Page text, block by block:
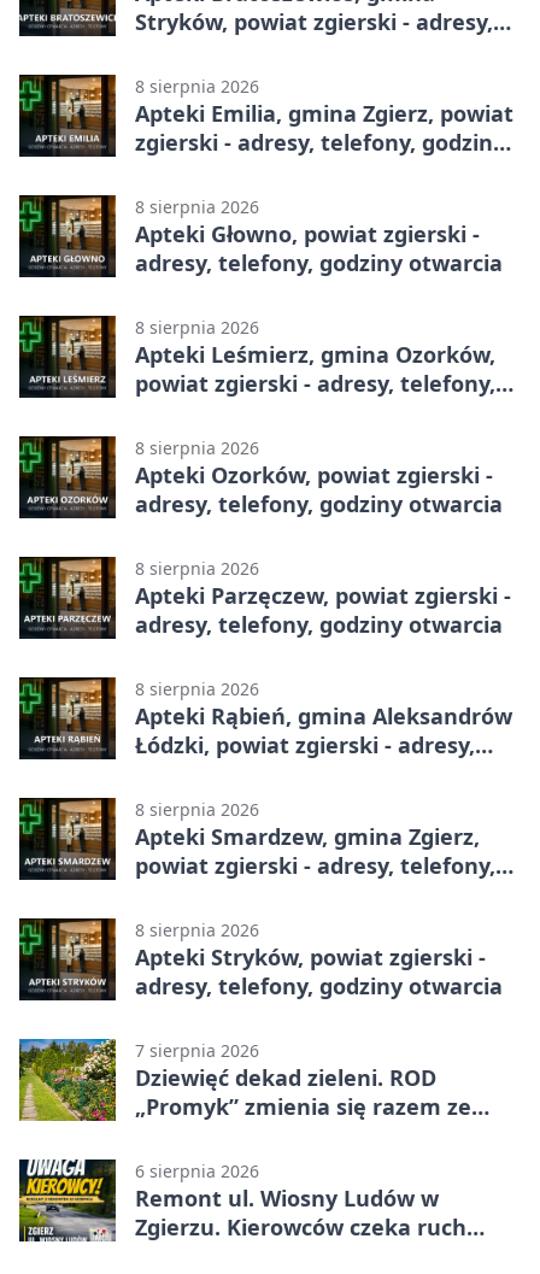
Stryków, powiat zgierski - adresy,
8 sierpnia 2026
Apteki Emilia, gmina Zgierz, powiat
zgierski - adresy, telefony, godziny
8 sierpnia 2026
Apteki Głowno, powiat zgierski -
adresy, telefony, godziny otwarcia
8 sierpnia 2026
Apteki Leśmierz, gmina Ozorków,
powiat zgierski - adresy, telefony,
8 sierpnia 2026
Apteki Ozorków, powiat zgierski -
adresy, telefony, godziny otwarcia
8 sierpnia 2026
Apteki Parzęczew, powiat zgierski -
adresy, telefony, godziny otwarcia
8 sierpnia 2026
Apteki Rąbień, gmina Aleksandrów
Łódzki, powiat zgierski - adresy,
8 sierpnia 2026
Apteki Smardzew, gmina Zgierz,
powiat zgierski - adresy, telefony,
8 sierpnia 2026
Apteki Stryków, powiat zgierski -
adresy, telefony, godziny otwarcia
7 sierpnia 2026
Dziewięć dekad zieleni. ROD
„Promyk” zmienia się razem ze
6 sierpnia 2026
Remont ul. Wiosny Ludów w
Zgierzu. Kierowców czeka ruch